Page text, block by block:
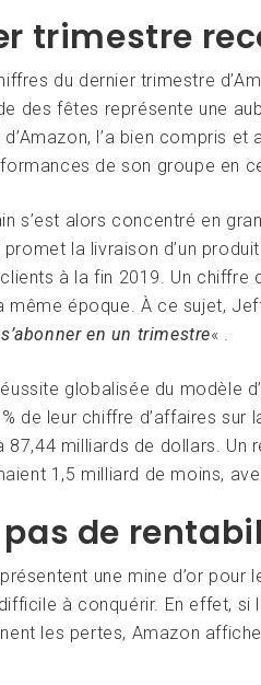
trimestre
du dernier trimestre
des fêtes représente une
l’a bien compris
de son groupe en
s’est alors concentré en
la livraison d’un
à la fin 2019. Un
même époque. À ce sujet,
en un trimestre« .
globalisée du modèle
de leur chiffre d’affaires
87,44 milliards de dollars. Un
1,5 milliard de moins,
de
une mine d’or
à conquérir. En effet,
les pertes, Amazon